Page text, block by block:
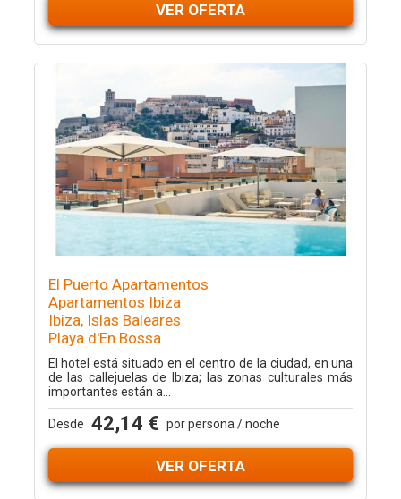
VER OFERTA
El Puerto Apartamentos
Apartamentos Ibiza
Ibiza, Islas Baleares
Playa d'En Bossa
El hotel está situado en el centro de la ciudad, en una
de las callejuelas de Ibiza; las zonas culturales más
importantes están a...
Desde 42,14 € por persona / noche
VER OFERTA